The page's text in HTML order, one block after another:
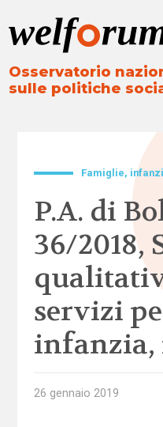
Osservatorio
sulle politiche
Famiglie,
P.A. di
36/2018,
servizi
infanzia,
26 gennaio 2019